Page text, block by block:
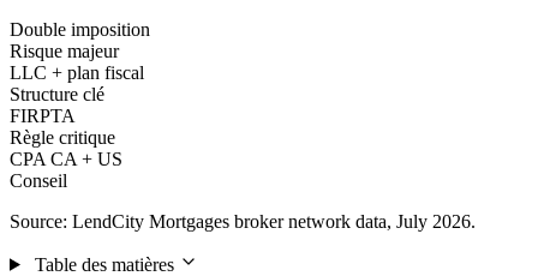
Double imposition
Risque majeur
LLC + plan fiscal
Structure clé
FIRPTA
Règle critique
CPA CA + US
Conseil
Source: LendCity Mortgages broker network data, July 2026.
Table des matières